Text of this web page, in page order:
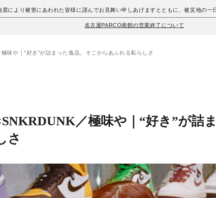
震により被害にあわれた皆様に謹んでお見舞い申しあげますとともに、被災地の一
名古屋PARCO南館の営業終了について
味や｜“好き”が詰まった逸品。そこからあふれる私らしさ
／極味や｜“好き”が詰ま
さ